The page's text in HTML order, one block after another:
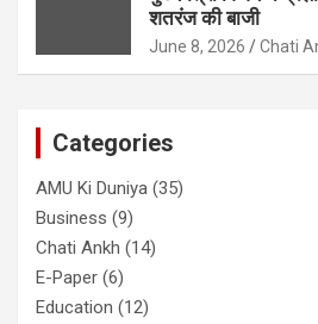
शतरंज की बाजी
June 8, 2026 Chati
Categories
AMU Ki Duniya (35)
Business (9)
Chati Ankh (14)
E-Paper (6)
Education (12)